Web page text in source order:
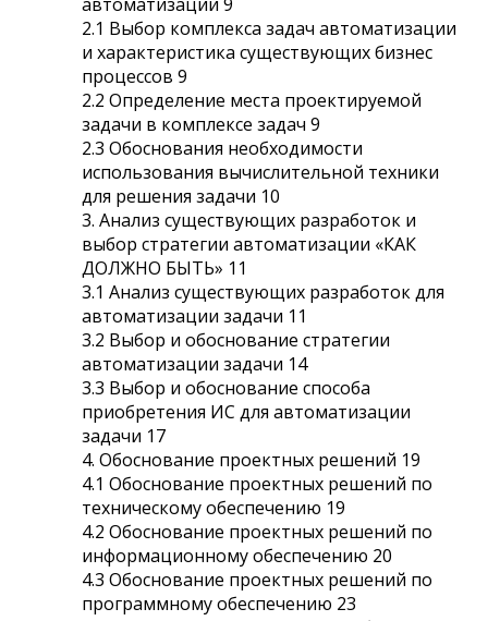
2.1 Выбор комплекса задач автоматизации
и характеристика существующих бизнес
процессов 9
2.2 Определение места проектируемой
задачи в комплексе задач 9
2.3 Обоснования необходимости
использования вычислительной техники
для решения задачи 10
3. Анализ существующих разработок и
выбор стратегии автоматизации «КАК
ДОЛЖНО БЫТЬ» 11
3.1 Анализ существующих разработок для
автоматизации задачи 11
3.2 Выбор и обоснование стратегии
автоматизации задачи 14
3.3 Выбор и обоснование способа
приобретения ИС для автоматизации
задачи 17
4. Обоснование проектных решений 19
4.1 Обоснование проектных решений по
техническому обеспечению 19
4.2 Обоснование проектных решений по
информационному обеспечению 20
4.3 Обоснование проектных решений по
программному обеспечению 23